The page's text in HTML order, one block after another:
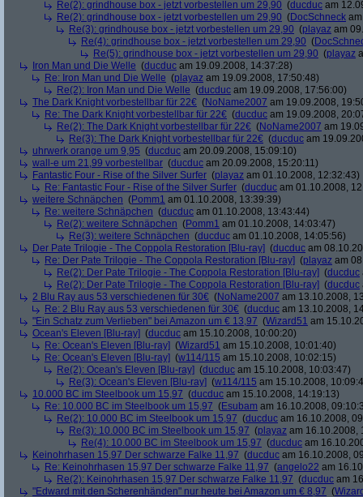
Re(2): grindhouse box - jetzt vorbestellen um 29,90 (ducduc am
Re(2): grindhouse box - jetzt vorbestellen um 29,90 (DocSchneck
Re(3): grindhouse box - jetzt vorbestellen um 29,90 (playaz am
Re(4): grindhouse box - jetzt vorbestellen um 29,90 (
Re(5): grindhouse box - jetzt vorbestellen um 29,90 (playaz
Iron Man und Die Welle (ducduc am 19.09.2008, 14:37:28)
Re: Iron Man und Die Welle (playaz am 19.09.2008, 17:50:48)
Re(2): Iron Man und Die Welle (ducduc am 19.09.2008, 17:56:00)
The Dark Knight vorbestellbar für 22€ (NoName2007 am 19.09.2008,
Re: The Dark Knight vorbestellbar für 22€ (ducduc am 19.09.2008,
Re(2): The Dark Knight vorbestellbar für 22€ (NoName2007 am
Re(3): The Dark Knight vorbestellbar für 22€ (ducduc am
uhrwerk orange um 9,95 (ducduc am 20.09.2008, 15:09:10)
wall-e um 21,99 vorbestellbar (ducduc am 20.09.2008, 15:20:11)
Fantastic Four - Rise of the Silver Surfer (playaz am 01.10.2008, 12:32:43)
Re: Fantastic Four - Rise of the Silver Surfer (ducduc am 01.10.2008,
weitere Schnäpchen (Pomm1 am 01.10.2008, 13:39:39)
Re: weitere Schnäpchen (ducduc am 01.10.2008, 13:43:44)
Re(2): weitere Schnäpchen (Pomm1 am 01.10.2008, 14:03:47)
Re(3): weitere Schnäpchen (ducduc am 01.10.2008, 14:05:56)
Der Pate Trilogie - The Coppola Restoration [Blu-ray] (ducduc am
Re: Der Pate Trilogie - The Coppola Restoration [Blu-ray] (playaz am
Re(2): Der Pate Trilogie - The Coppola Restoration [Blu-ray] (ducduc
Re(2): Der Pate Trilogie - The Coppola Restoration [Blu-ray] (ducduc
2 Blu Ray aus 53 verschiedenen für 30€ (NoName2007 am 13.10.2008,
Re: 2 Blu Ray aus 53 verschiedenen für 30€ (ducduc am 13.10.2008,
"Ein Schatz zum Verlieben" bei Amazon um € 13,97 (Wizard51 am
Ocean's Eleven [Blu-ray] (ducduc am 15.10.2008, 10:00:20)
Re: Ocean's Eleven [Blu-ray] (Wizard51 am 15.10.2008, 10:01:40)
Re: Ocean's Eleven [Blu-ray] (w114/115 am 15.10.2008, 10:02:15)
Re(2): Ocean's Eleven [Blu-ray] (ducduc am 15.10.2008, 10:03:47)
Re(3): Ocean's Eleven [Blu-ray] (w114/115 am 15.10.2008,
10.000 BC im Steelbook um 15,97 (ducduc am 15.10.2008, 14:19:13)
Re: 10.000 BC im Steelbook um 15,97 (Esubam am 16.10.2008,
Re(2): 10.000 BC im Steelbook um 15,97 (ducduc am 16.10.2008,
Re(3): 10.000 BC im Steelbook um 15,97 (playaz am 16.10.2008,
Re(4): 10.000 BC im Steelbook um 15,97 (ducduc am
Keinohrhasen 15,97 Der schwarze Falke 11,97 (ducduc am 16.10.2008,
Re: Keinohrhasen 15,97 Der schwarze Falke 11,97 (angelo22 am
Re(2): Keinohrhasen 15,97 Der schwarze Falke 11,97 (ducduc am
"Edward mit den Scherenhänden" nur heute bei Amazon um € 8,97 (